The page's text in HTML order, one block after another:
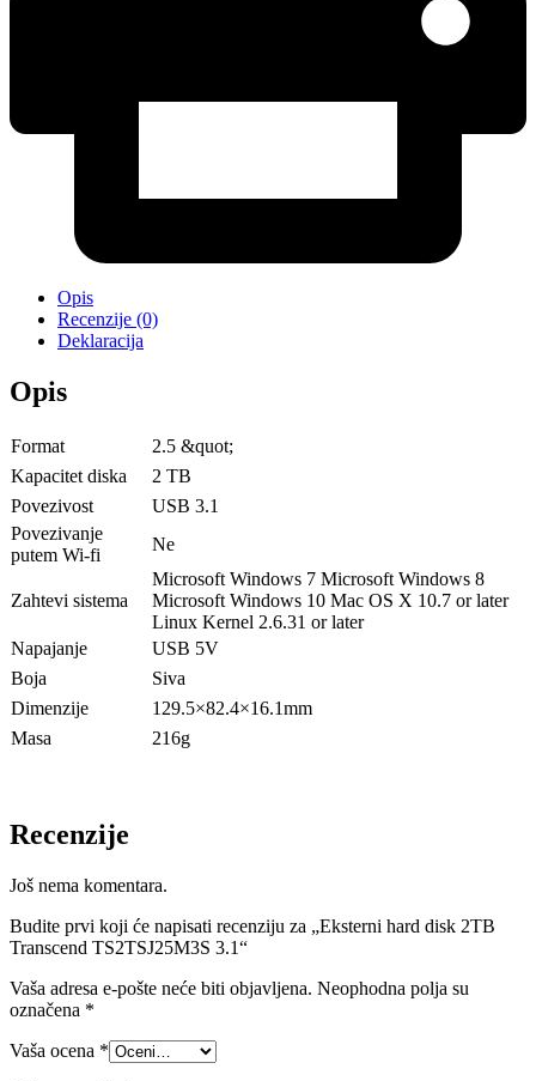
Opis
Recenzije (0)
Deklaracija
Opis
Format
2.5 &quot;
Kapacitet diska
2 TB
Povezivost
USB 3.1
Povezivanje
putem Wi-fi
Ne
Zahtevi sistema
Microsoft Windows 7 Microsoft Windows 8
Microsoft Windows 10 Mac OS X 10.7 or later
Linux Kernel 2.6.31 or later
Napajanje
USB 5V
Boja
Siva
Dimenzije
129.5×82.4×16.1mm
Masa
216g
Recenzije
Još nema komentara.
Budite prvi koji će napisati recenziju za „Eksterni hard disk 2TB
Transcend TS2TSJ25M3S 3.1“
Vaša adresa e-pošte neće biti objavljena. Neophodna polja su
označena *
Vaša ocena *